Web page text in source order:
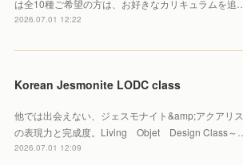
は全10種ご希望の方は、お好きなカリキュラムを追…
2026.07.01 12:22
Korean Jesmonite LODC class
他では出会えない、ジェスモナイト&amp;アクアリス
の表現力と完成度。Living Objet Design Class～…
2026.07.01 12:09